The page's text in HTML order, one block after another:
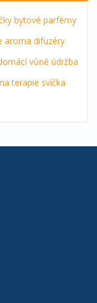
bytové parfémy
aroma difuzéry
vůně údržba
terapie svíčka